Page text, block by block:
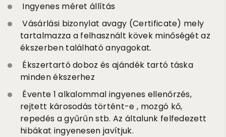
Ingyenes méret állítás
Vásárlási bizonylat avagy (Certificate) mely
tartalmazza a felhasznált kövek minőségét az
ékszerben található anyagokat.
Ékszertartó doboz és ajándék tartó táska
minden ékszerhez
Évente 1 alkalommal ingyenes ellenőrzés,
rejtett károsodás történt-e , mozgó kő,
repedés a gyűrűn stb. Az általunk felfedezett
hibákat ingyenesen javítjuk.